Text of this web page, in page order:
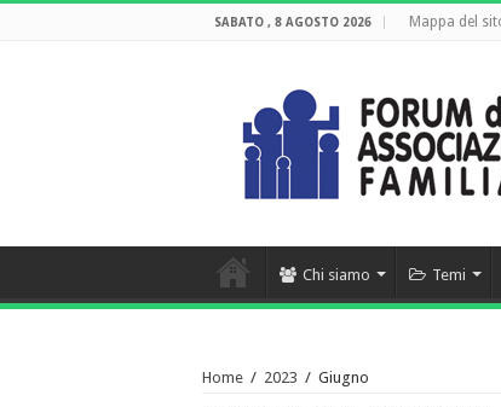
SABATO , 8 AGOSTO 2026 Mappa del
Chi siamo Temi
Home / 2023 / Giugno